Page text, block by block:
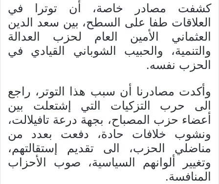
كشفت مصادر خاصة، أن توترا في
العلاقات طفا على السطح، بين سعد الدين
العثماني الأمين العام لحزب العدالة
والتنمية، والحبيب الشوباني القيادي في
الحزب نفسه.
وأكدت مصادرنا أن سبب هذا التوتر، راجع
الى حرب التزكيات التي إشتعلت بين
أعضاء حزب المصباح، بجهة درعة تافيلالت،
ونشوب خلافات حادة، دفعت بعدد من
مناضلي الحزب، الى تقديم إستقالتهم،
وتغيير ألوانهم السياسية، صوب الأحزاب
المنافسة.